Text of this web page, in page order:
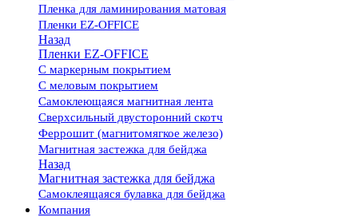
Пленка для ламинирования матовая
Пленки EZ-OFFICE
Назад
Пленки EZ-OFFICE
С маркерным покрытием
С меловым покрытием
Самоклеющаяся магнитная лента
Сверхсильный двусторонний скотч
Феррошит (магнитомягкое железо)
Магнитная застежка для бейджа
Назад
Магнитная застежка для бейджа
Самоклеящаяся булавка для бейджа
Компания